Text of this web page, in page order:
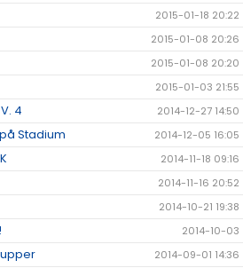
2015-01-18 20:22
2015-01-08 20:26
2015-01-08 20:20
2015-01-03 21:55
4 2014-12-27 14:50
Stadium 2014-12-05 16:05
2014-11-18 09:16
2014-11-16 20:52
2014-10-21 19:38
2014-10-03
2014-09-01 14:36